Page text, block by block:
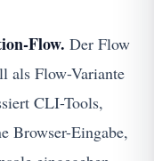
Flow. Der Flow
als Flow-Variante
CLI-Tools,
Browser-Eingabe,